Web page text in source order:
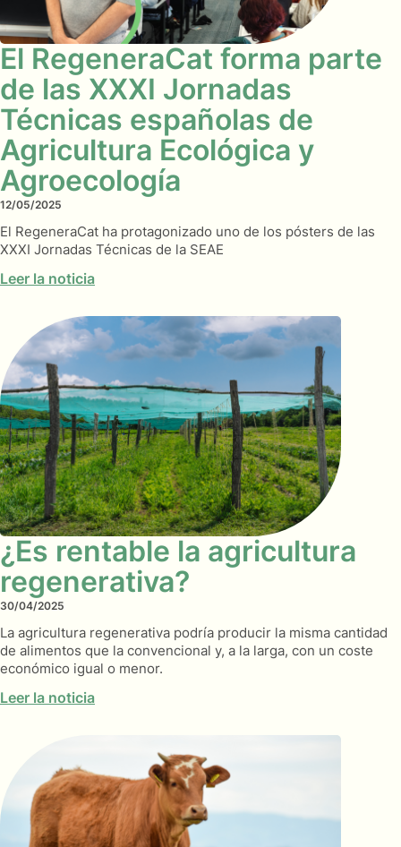
El RegeneraCat forma parte
de las XXXI Jornadas
Técnicas españolas de
Agricultura Ecológica y
Agroecología
12/05/2025
El RegeneraCat ha protagonizado uno de los pósters de las
XXXI Jornadas Técnicas de la SEAE
Leer la noticia
¿Es rentable la agricultura
regenerativa?
30/04/2025
La agricultura regenerativa podría producir la misma cantidad
de alimentos que la convencional y, a la larga, con un coste
económico igual o menor.
Leer la noticia